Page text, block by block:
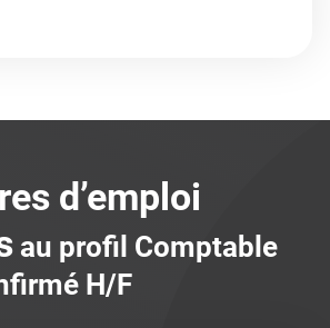
d’emploi
au profil Comptable
H/F